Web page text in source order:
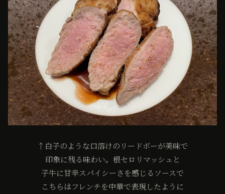
↑白子のような口溶けのリードボーが美味で
印象に残る味わい。根セロリマッシュと
子牛に甘辛スパイシーさを感じるソースで
こちらはフレンチを中華で表現したように